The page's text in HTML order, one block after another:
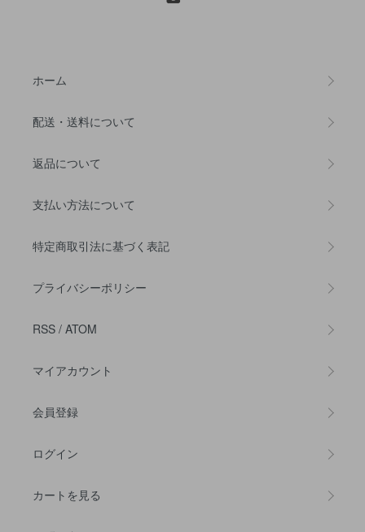
ホーム
配送・送料について
返品について
支払い方法について
特定商取引法に基づく表記
プライバシーポリシー
RSS / ATOM
マイアカウント
会員登録
ログイン
カートを見る